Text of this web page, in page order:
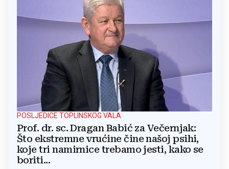
POSLJEDICE TOPLINSKOG VALA
Prof. dr. sc. Dragan Babić za Večernjak:
Što ekstremne vrućine čine našoj psihi,
koje tri namirnice trebamo jesti, kako se
boriti...